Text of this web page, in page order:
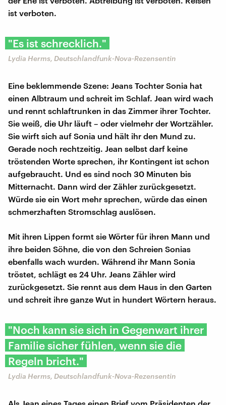
ist verboten.
"Es ist schrecklich."
Lydia Herms, Deutschlandfunk-Nova-Rezensentin
Eine beklemmende Szene: Jeans Tochter Sonia hat
einen Albtraum und schreit im Schlaf. Jean wird wach
und rennt schlaftrunken in das Zimmer ihrer Tochter.
Sie weiß, die Uhr läuft – oder vielmehr der Wortzähler.
Sie wirft sich auf Sonia und hält ihr den Mund zu.
Gerade noch rechtzeitig. Jean selbst darf keine
tröstenden Worte sprechen, ihr Kontingent ist schon
aufgebraucht. Und es sind noch 30 Minuten bis
Mitternacht. Dann wird der Zähler zurückgesetzt.
Würde sie ein Wort mehr sprechen, würde das einen
schmerzhaften Stromschlag auslösen.
Mit ihren Lippen formt sie Wörter für ihren Mann und
ihre beiden Söhne, die von den Schreien Sonias
ebenfalls wach wurden. Während ihr Mann Sonia
tröstet, schlägt es 24 Uhr. Jeans Zähler wird
zurückgesetzt. Sie rennt aus dem Haus in den Garten
und schreit ihre ganze Wut in hundert Wörtern heraus.
"Noch kann sie sich in Gegenwart ihrer
Familie sicher fühlen, wenn sie die
Regeln bricht."
Lydia Herms, Deutschlandfunk-Nova-Rezensentin